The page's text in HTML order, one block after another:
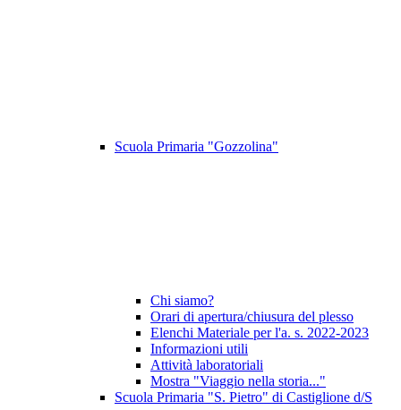
Scuola Primaria "Gozzolina"
Chi siamo?
Orari di apertura/chiusura del plesso
Elenchi Materiale per l'a. s. 2022-2023
Informazioni utili
Attività laboratoriali
Mostra "Viaggio nella storia..."
Scuola Primaria "S. Pietro" di Castiglione d/S